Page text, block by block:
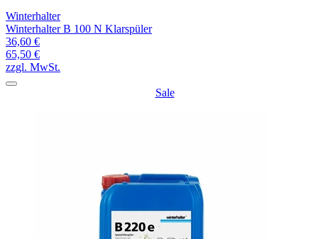
Winterhalter
Winterhalter B 100 N Klarspüler
36,60 €
65,50 €
zzgl. MwSt.
Sale